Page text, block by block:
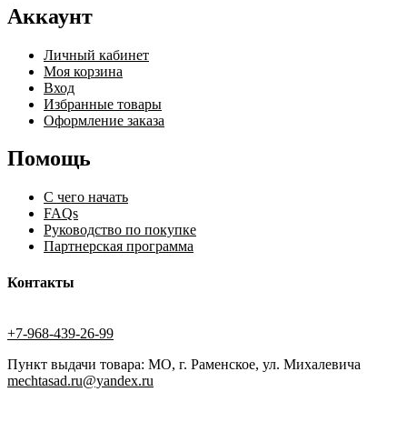
Аккаунт
Личный кабинет
Моя корзина
Вход
Избранные товары
Оформление заказа
Помощь
С чего начать
FAQs
Руководство по покупке
Партнерская программа
Контакты
+7-968-439-26-99
Пункт выдачи товара: МО, г. Раменское, ул. Михалевича
mechtasad.ru@yandex.ru